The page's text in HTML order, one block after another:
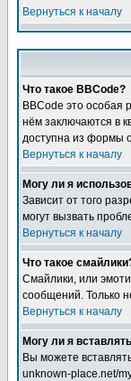
Вернуться к началу
Что такое BBCode?
BBCode это особая
нём заключаются в
доступна из формы
Вернуться к началу
Могу ли я
Зависит от того
могут вызвать
Вернуться к началу
Что такое
Смайлики, или
сообщений. Только
Вернуться к началу
Могу ли я
Вы можете
unknown-place.net/